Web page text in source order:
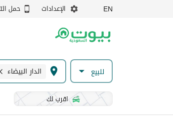
EN الإعدادات حمل
للبيع الدار البيضاء
اقرب لك